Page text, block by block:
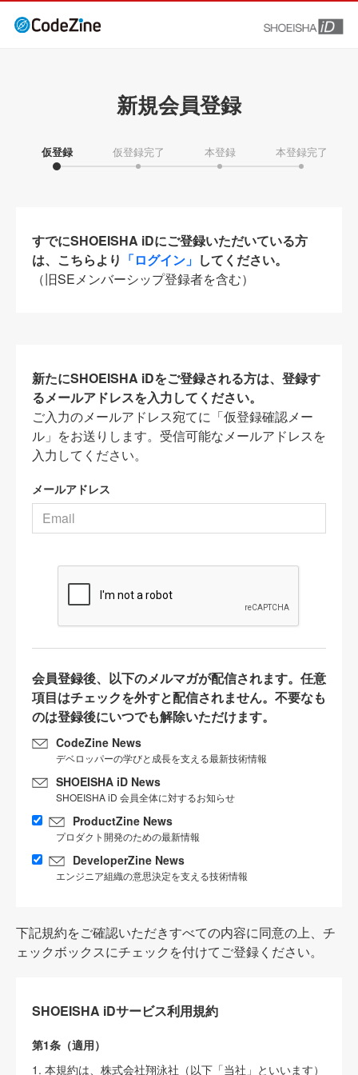
新規会員登録
仮登録 仮登録完了 本登録 本登録完了
すでにSHOEISHA iDにご登録いただいている方
は、こちらより 「ログイン」 してください。
（旧SEメンバーシップ登録者を含む）
新たにSHOEISHA iDをご登録される方は、登録す
るメールアドレスを入力してください。
ご入力のメールアドレス宛てに「仮登録確認メー
ル」をお送りします。受信可能なメールアドレスを
入力してください。
メールアドレス
会員登録後、以下のメルマガが配信されます。任意
項目はチェックを外すと配信されません。不要なも
のは登録後にいつでも解除いただけます。
CodeZine News
デベロッパーの学びと成長を支える最新技術情報
SHOEISHA iD News
SHOEISHA iD 会員全体に対するお知らせ
ProductZine News
プロダクト開発のための最新情報
DeveloperZine News
エンジニア組織の意思決定を支える技術情報
下記規約をご確認いただきすべての内容に同意の上、チ
ェックボックスにチェックを付けてご登録ください。
SHOEISHA iDサービス利用規約
第1条（適用）
1. 本規約は、株式会社翔泳社（以下「当社」といいます）